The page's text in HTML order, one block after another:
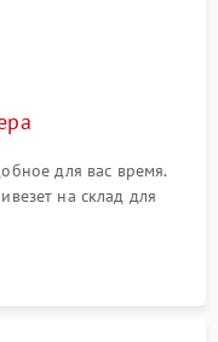
для вас время.
на склад для